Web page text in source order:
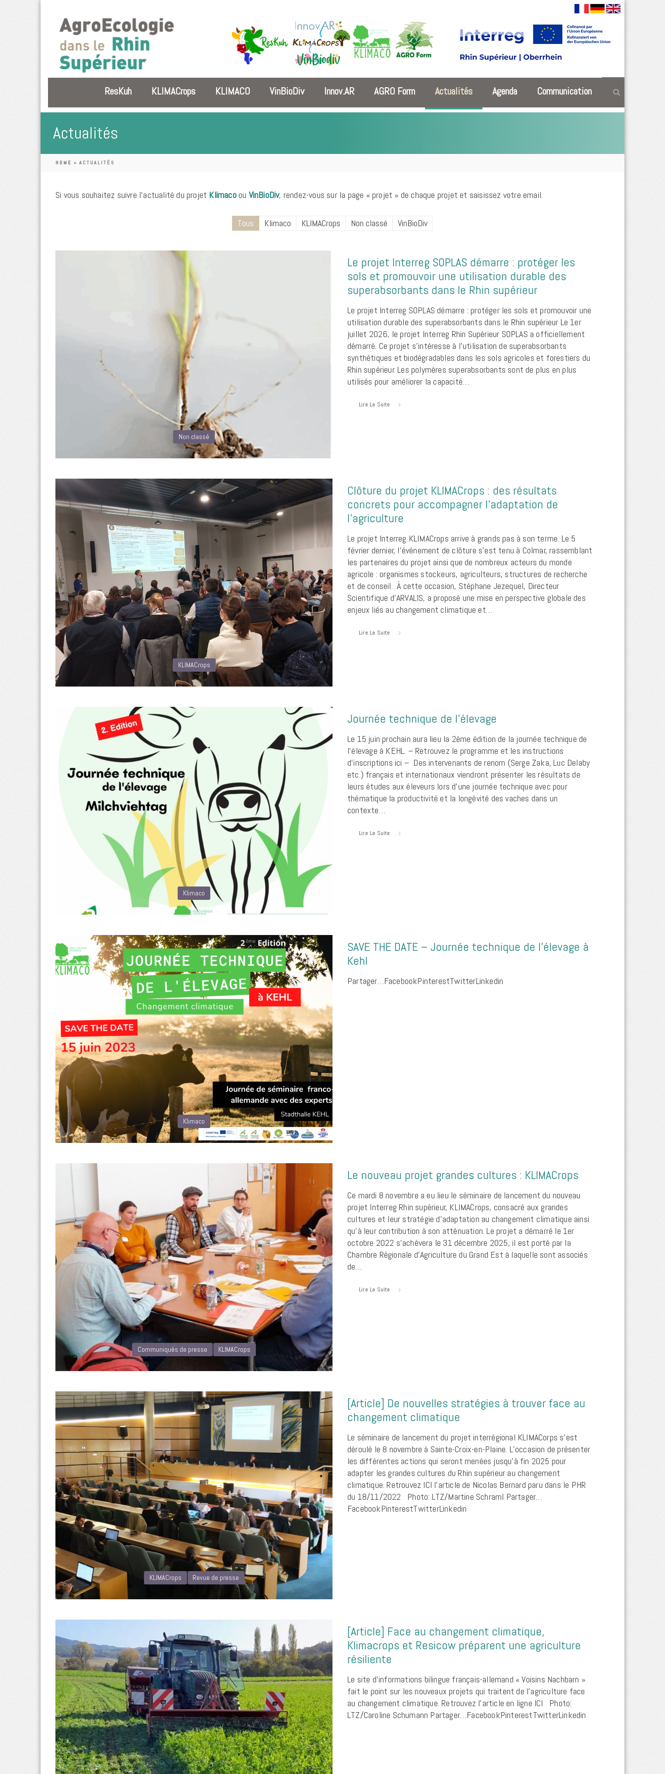
ResKuh KLIMACrops KLIMACO VinBioDiv Innov.AR AGRO Form Actualités Agenda Communication
Actualités
HOME » ACTUALITÉS
Si vous souhaitez suivre l’actualité du projet Klimacoou VinBioDiv, rendez-vous sur la page « projet » de chaque projet et saisissez votre email.
Tous Klimaco KLIMACrops Non classé VinBioDiv
Non classé
Le projet Interreg SOPLAS démarre : protéger les
sols et promouvoir une utilisation durable des
superabsorbants dans le Rhin supérieur
Le projet Interreg SOPLAS démarre : protéger les sols et promouvoir une
utilisation durable des superabsorbants dans le Rhin supérieur Le 1er
juillet 2026, le projet Interreg Rhin Supérieur SOPLAS a officiellement
démarré. Ce projet s’intéresse à l’utilisation de superabsorbants
synthétiques et biodégradables dans les sols agricoles et forestiers du
Rhin supérieur. Les polymères superabsorbants sont de plus en plus
utilisés pour améliorer la capacité…
Lire La Suite
KLIMACrops
Clôture du projet KLIMACrops : des résultats
concrets pour accompagner l’adaptation de
l’agriculture
Le projet Interreg KLIMACrops arrive à grands pas à son terme. Le 5
février dernier, l’événement de clôture s’est tenu à Colmar, rassemblant
les partenaires du projet ainsi que de nombreux acteurs du monde
agricole : organismes stockeurs, agriculteurs, structures de recherche
et de conseil. À cette occasion, Stéphane Jezequel, Directeur
Scientifique d’ARVALIS, a proposé une mise en perspective globale des
enjeux liés au changement climatique et…
Lire La Suite
Klimaco
Journée technique de l’élevage
Le 15 juin prochain aura lieu la 2ème édition de la journée technique de
l’élevage à KEHL. – Retrouvez le programme et les instructions
d’inscriptions ici – Des intervenants de renom (Serge Zaka, Luc Delaby
etc.) français et internationaux viendront présenter les résultats de
leurs études aux éleveurs lors d’une journée technique avec pour
thématique la productivité et la longévité des vaches dans un
contexte…
Lire La Suite
Klimaco
SAVE THE DATE – Journée technique de l’élevage à
Kehl
Partager…FacebookPinterestTwitterLinkedin
Communiqués de presse KLIMACrops
Le nouveau projet grandes cultures : KLIMACrops
Ce mardi 8 novembre a eu lieu le séminaire de lancement du nouveau
projet Interreg Rhin supérieur, KLIMACrops, consacré aux grandes
cultures et leur stratégie d’adaptation au changement climatique ainsi
qu’à leur contribution à son atténuation. Le projet a démarré le 1er
octobre 2022 s’achèvera le 31 décembre 2025, il est porté par la
Chambre Régionale d’Agriculture du Grand Est à laquelle sont associés
de…
Lire La Suite
KLIMACrops Revue de presse
[Article] De nouvelles stratégies à trouver face au
changement climatique
Le séminaire de lancement du projet interrégional KLIMACorps s’est
déroulé le 8 novembre à Sainte-Croix-en-Plaine. L’occasion de présenter
les différentes actions qui seront menées jusqu’à fin 2025 pour
adapter les grandes cultures du Rhin supérieur au changement
climatique. Retrouvez ICI l’article de Nicolas Bernard paru dans le PHR
du 18/11/2022 Photo: LTZ/Martine Schraml Partager…
FacebookPinterestTwitterLinkedin
[Article] Face au changement climatique,
Klimacrops et Resicow préparent une agriculture
résiliente
Le site d’informations bilingue français-allemand « Voisins Nachbarn »
fait le point sur les nouveaux projets qui traitent de l’agriculture face
au changement climatique. Retrouvez l’article en ligne ICI Photo:
LTZ/Caroline Schumann Partager…FacebookPinterestTwitterLinkedin